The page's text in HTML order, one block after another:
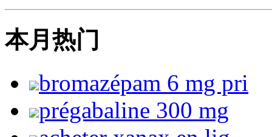
本月热门
bromazépam 6 mg pri
prégabaline 300 mg